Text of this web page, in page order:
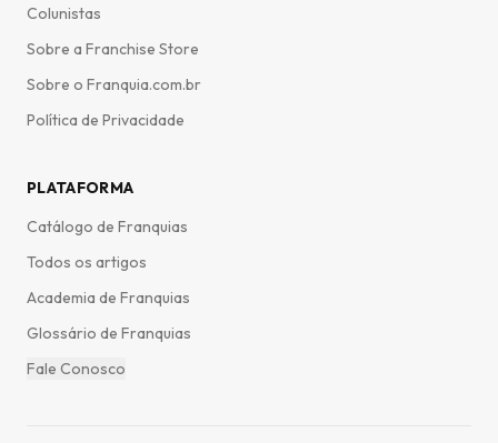
Colunistas
Sobre a Franchise Store
Sobre o Franquia.com.br
Política de Privacidade
PLATAFORMA
Catálogo de Franquias
Todos os artigos
Academia de Franquias
Glossário de Franquias
Fale Conosco